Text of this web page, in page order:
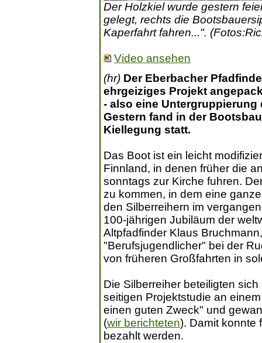
Der Holzkiel wurde gestern
gelegt, rechts die
Kaperfahrt fahren...".
Video ansehen
(hr) Der Eberbacher
ehrgeiziges Projekt
- also eine Untergruppierung
Gestern fand in der
Kiellegung statt.
Das Boot ist ein leicht
Finnland, in denen früher die
sonntags zur Kirche fuhren.
zu kommen, in dem eine
den Silberreihern im
100-jährigen Jubiläum der
Altpfadfinder Klaus
"Berufsjugendlicher" bei der
von früheren Großfahrten in
Die Silberreiher beteiligten
seitigen Projektstudie an
einen guten Zweck" und
(wir berichteten). Damit konnte
bezahlt werden.